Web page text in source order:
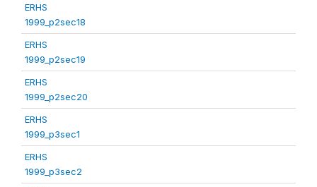
ERHS
1999_p2sec18
ERHS
1999_p2sec19
ERHS
1999_p2sec20
ERHS
1999_p3sec1
ERHS
1999_p3sec2